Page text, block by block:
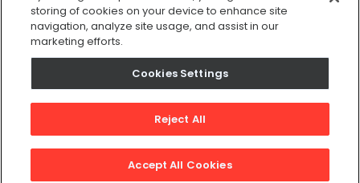
Sitemap
Privacy Policy
storing of cookies on your device to enhance site
navigation, analyze site usage, and assist in our
marketing efforts.
Cookies Settings
Reject All
Accept All Cookies